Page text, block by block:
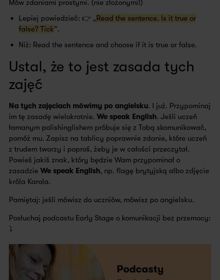
Mów zdaniami prostymi. (nie złożonymi!)
Lepiej powiedzieć: 👉 „Read the sentence. Is it true or
false? Tick”.
Niż: Read the sentence and choose if it is true or false.
Ustal, że to jest zasada tych
zajęć
Na tych zajęciach mówimy po angielsku. I już. Przypominaj
im tę zasadę wielokrotnie. We speak English. Jeśli uczeń
łamanym polishinglishem próbuje się z Tobą skomunikować,
pomóż mu. Zapisz na tablicy poprawnie zdanie, które uczeń
z trudem tworzy i poproś, żeby je w całości przeczytał.
Powieś jakiś znak, który będzie Wam przypominał o
zasadzie We speak English, np. flagę brytyjską albo zdjęcie
króla Karola.
Pamiętaj: jeśli mówisz do uczniów, mówisz po angielsku.
Posłuchaj podcastu Early Stage o komunikacji bez przemocy:
⤵️